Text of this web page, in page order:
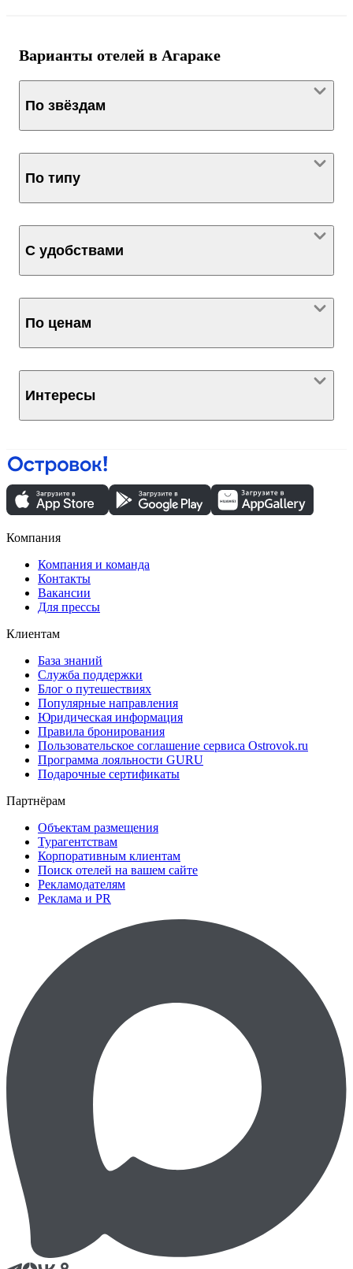
Варианты отелей в Агараке
По звёздам
По типу
С удобствами
По ценам
Интересы
Компания
Компания и команда
Контакты
Вакансии
Для прессы
Клиентам
База знаний
Служба поддержки
Блог о путешествиях
Популярные направления
Юридическая информация
Правила бронирования
Пользовательское соглашение сервиса Ostrovok.ru
Программа лояльности GURU
Подарочные сертификаты
Партнёрам
Объектам размещения
Турагентствам
Корпоративным клиентам
Поиск отелей на вашем сайте
Рекламодателям
Реклама и PR